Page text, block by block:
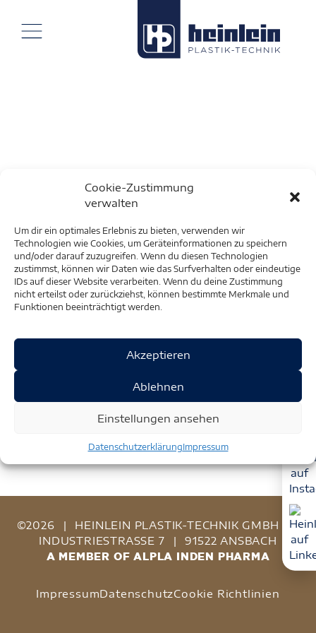
Cookie-Zustimmung
verwalten
Um dir ein optimales Erlebnis zu bieten, verwenden wir
Technologien wie Cookies, um Geräteinformationen zu speichern
und/oder darauf zuzugreifen. Wenn du diesen Technologien
zustimmst, können wir Daten wie das Surfverhalten oder eindeutige
IDs auf dieser Website verarbeiten. Wenn du deine Zustimmung
nicht erteilst oder zurückziehst, können bestimmte Merkmale und
Funktionen beeinträchtigt werden.
Akzeptieren
Ablehnen
Einstellungen ansehen
DatenschutzerklärungImpressum
©2026 | HEINLEIN PLASTIK-TECHNIK GMBH
|
INDUSTRIESTRASSE 7
| 91522 ANSBACH
A MEMBER OF ALPLA INDEN PHARMA
ImpressumDatenschutzCookie Richtlinien